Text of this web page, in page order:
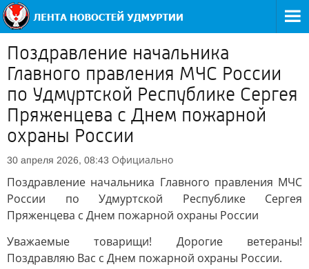
Поздравление начальника
Главного правления МЧС России
по Удмуртской Республике Сергея
Пряженцева с Днем пожарной
охраны России
30 апреля 2026, 08:43 Официально
Поздравление начальника Главного правления МЧС
России по Удмуртской Республике Сергея
Пряженцева с Днем пожарной охраны России
Уважаемые товарищи! Дорогие ветераны!
Поздравляю Вас с Днем пожарной охраны России.